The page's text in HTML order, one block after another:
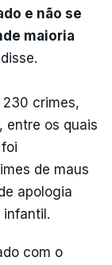
e não se
maioria
crimes,
entre os quais
de maus
apologia
infantil.
com o